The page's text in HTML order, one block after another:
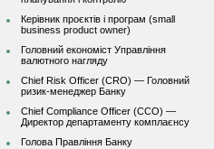
Керівник проєктів і програм (small
business product owner)
Головний економіст Управління
валютного нагляду
Chief Risk Officer (CRO) — Головний
ризик-менеджер Банку
Chief Compliance Officer (CCO) —
Директор департаменту комплаєнсу
Голова Правління Банку